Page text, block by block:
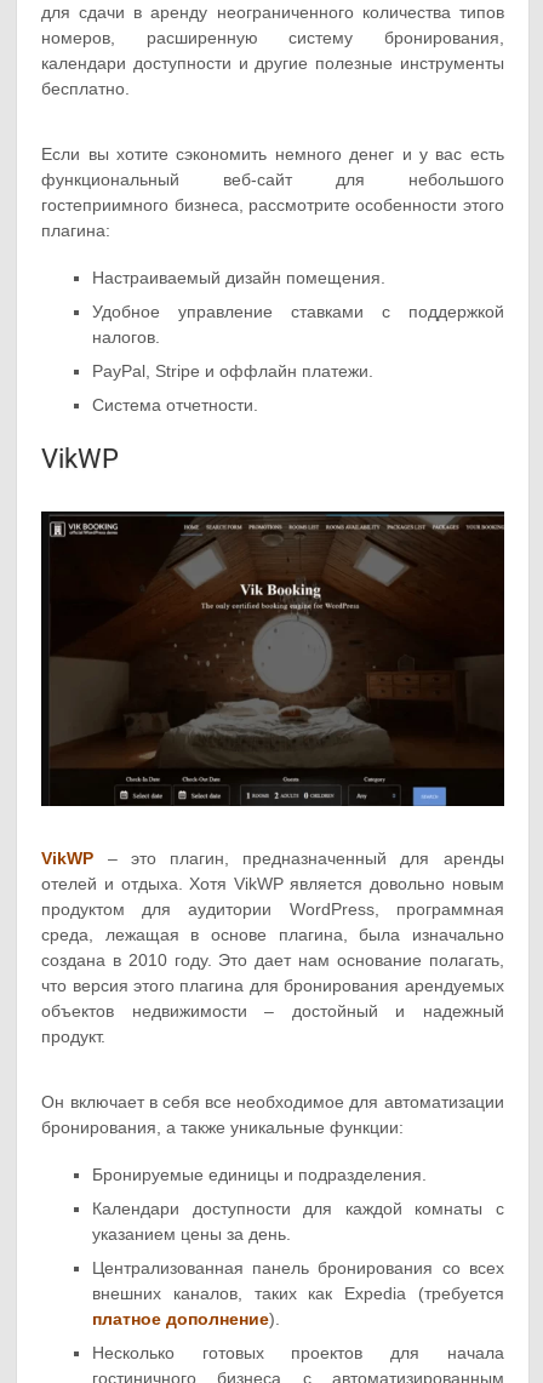
для сдачи в аренду неограниченного количества типов
номеров, расширенную систему бронирования,
календари доступности и другие полезные инструменты
бесплатно.
Если вы хотите сэкономить немного денег и у вас есть
функциональный веб-сайт для небольшого
гостеприимного бизнеса, рассмотрите особенности этого
плагина:
Настраиваемый дизайн помещения.
Удобное управление ставками с поддержкой
налогов.
PayPal, Stripe и оффлайн платежи.
Система отчетности.
VikWP
VikWP – это плагин, предназначенный для аренды
отелей и отдыха. Хотя VikWP является довольно новым
продуктом для аудитории WordPress, программная
среда, лежащая в основе плагина, была изначально
создана в 2010 году. Это дает нам основание полагать,
что версия этого плагина для бронирования арендуемых
объектов недвижимости – достойный и надежный
продукт.
Он включает в себя все необходимое для автоматизации
бронирования, а также уникальные функции:
Бронируемые единицы и подразделения.
Календари доступности для каждой комнаты с
указанием цены за день.
Централизованная панель бронирования со всех
внешних каналов, таких как Expedia (требуется
платное дополнение).
Несколько готовых проектов для начала
гостиничного бизнеса с автоматизированным